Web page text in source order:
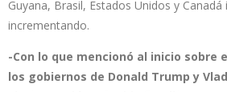
Guyana, Brasil, Estados Unidos y Canadá
incrementando.
-Con lo que mencionó al inicio sobre
los gobiernos de Donald Trump y